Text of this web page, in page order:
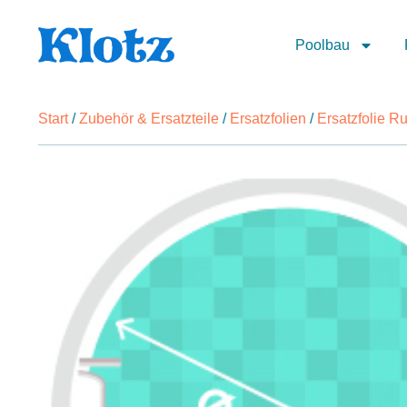
Poolbau
Start/Zubehör & Ersatzteile / Ersatzfolien / Ersatzfolie